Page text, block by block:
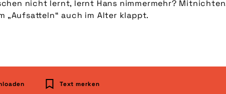
nicht lernt, lernt Hans nimmermehr?
„Aufsatteln“ auch im Alter klappt.
Text merken